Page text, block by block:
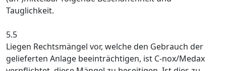
Tauglichkeit.
5.5
Liegen Rechtsmängel vor, welche den Gebrauch der
gelieferten Anlage beeinträchtigen, ist C-nox/Medax